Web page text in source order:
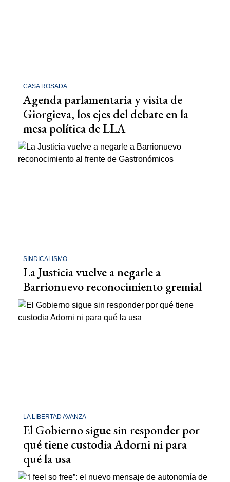
CASA ROSADA
Agenda parlamentaria y visita de
Giorgieva, los ejes del debate en la
mesa política de LLA
SINDICALISMO
La Justicia vuelve a negarle a
Barrionuevo reconocimiento gremial
LA LIBERTAD AVANZA
El Gobierno sigue sin responder por
qué tiene custodia Adorni ni para
qué la usa